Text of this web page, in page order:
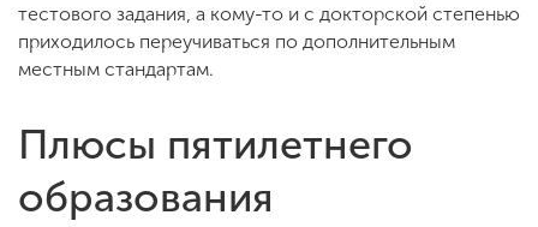
тестового задания, а кому-то и с докторской степенью
приходилось переучиваться по дополнительным
местным стандартам.
Плюсы пятилетнего
образования